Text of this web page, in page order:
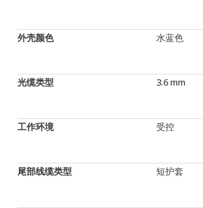
外壳颜色 水蓝色
光缆类型 3.6 mm
工作环境 受控
尾部线缆类型 短护套